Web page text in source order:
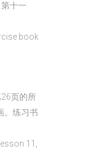
十一
book
页的所
。练习书
11,